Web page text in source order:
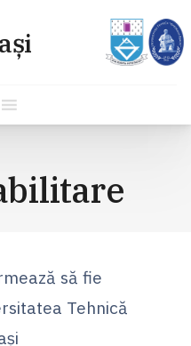
să fie
Tehnică